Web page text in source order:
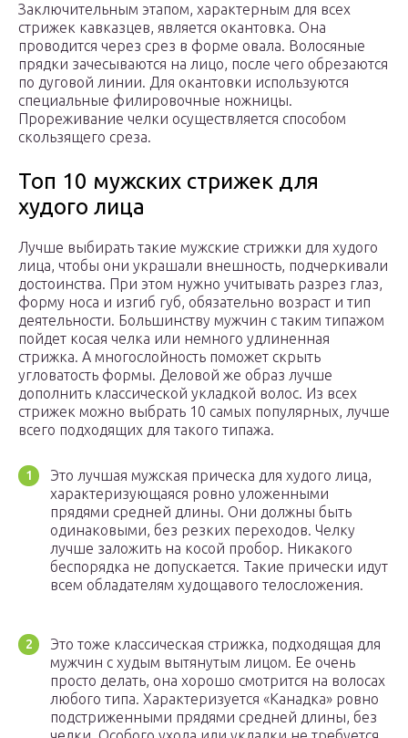
Заключительным этапом, характерным для всех
стрижек кавказцев, является окантовка. Она
проводится через срез в форме овала. Волосяные
прядки зачесываются на лицо, после чего обрезаются
по дуговой линии. Для окантовки используются
специальные филировочные ножницы.
Прореживание челки осуществляется способом
скользящего среза.
Топ 10 мужских стрижек для
худого лица
Лучше выбирать такие мужские стрижки для худого
лица, чтобы они украшали внешность, подчеркивали
достоинства. При этом нужно учитывать разрез глаз,
форму носа и изгиб губ, обязательно возраст и тип
деятельности. Большинству мужчин с таким типажом
пойдет косая челка или немного удлиненная
стрижка. А многослойность поможет скрыть
угловатость формы. Деловой же образ лучше
дополнить классической укладкой волос. Из всех
стрижек можно выбрать 10 самых популярных, лучше
всего подходящих для такого типажа.
Это лучшая мужская прическа для худого лица,
характеризующаяся ровно уложенными
прядями средней длины. Они должны быть
одинаковыми, без резких переходов. Челку
лучше заложить на косой пробор. Никакого
беспорядка не допускается. Такие прически идут
всем обладателям худощавого телосложения.
Это тоже классическая стрижка, подходящая для
мужчин с худым вытянутым лицом. Ее очень
просто делать, она хорошо смотрится на волосах
любого типа. Характеризуется «Канадка» ровно
подстриженными прядями средней длины, без